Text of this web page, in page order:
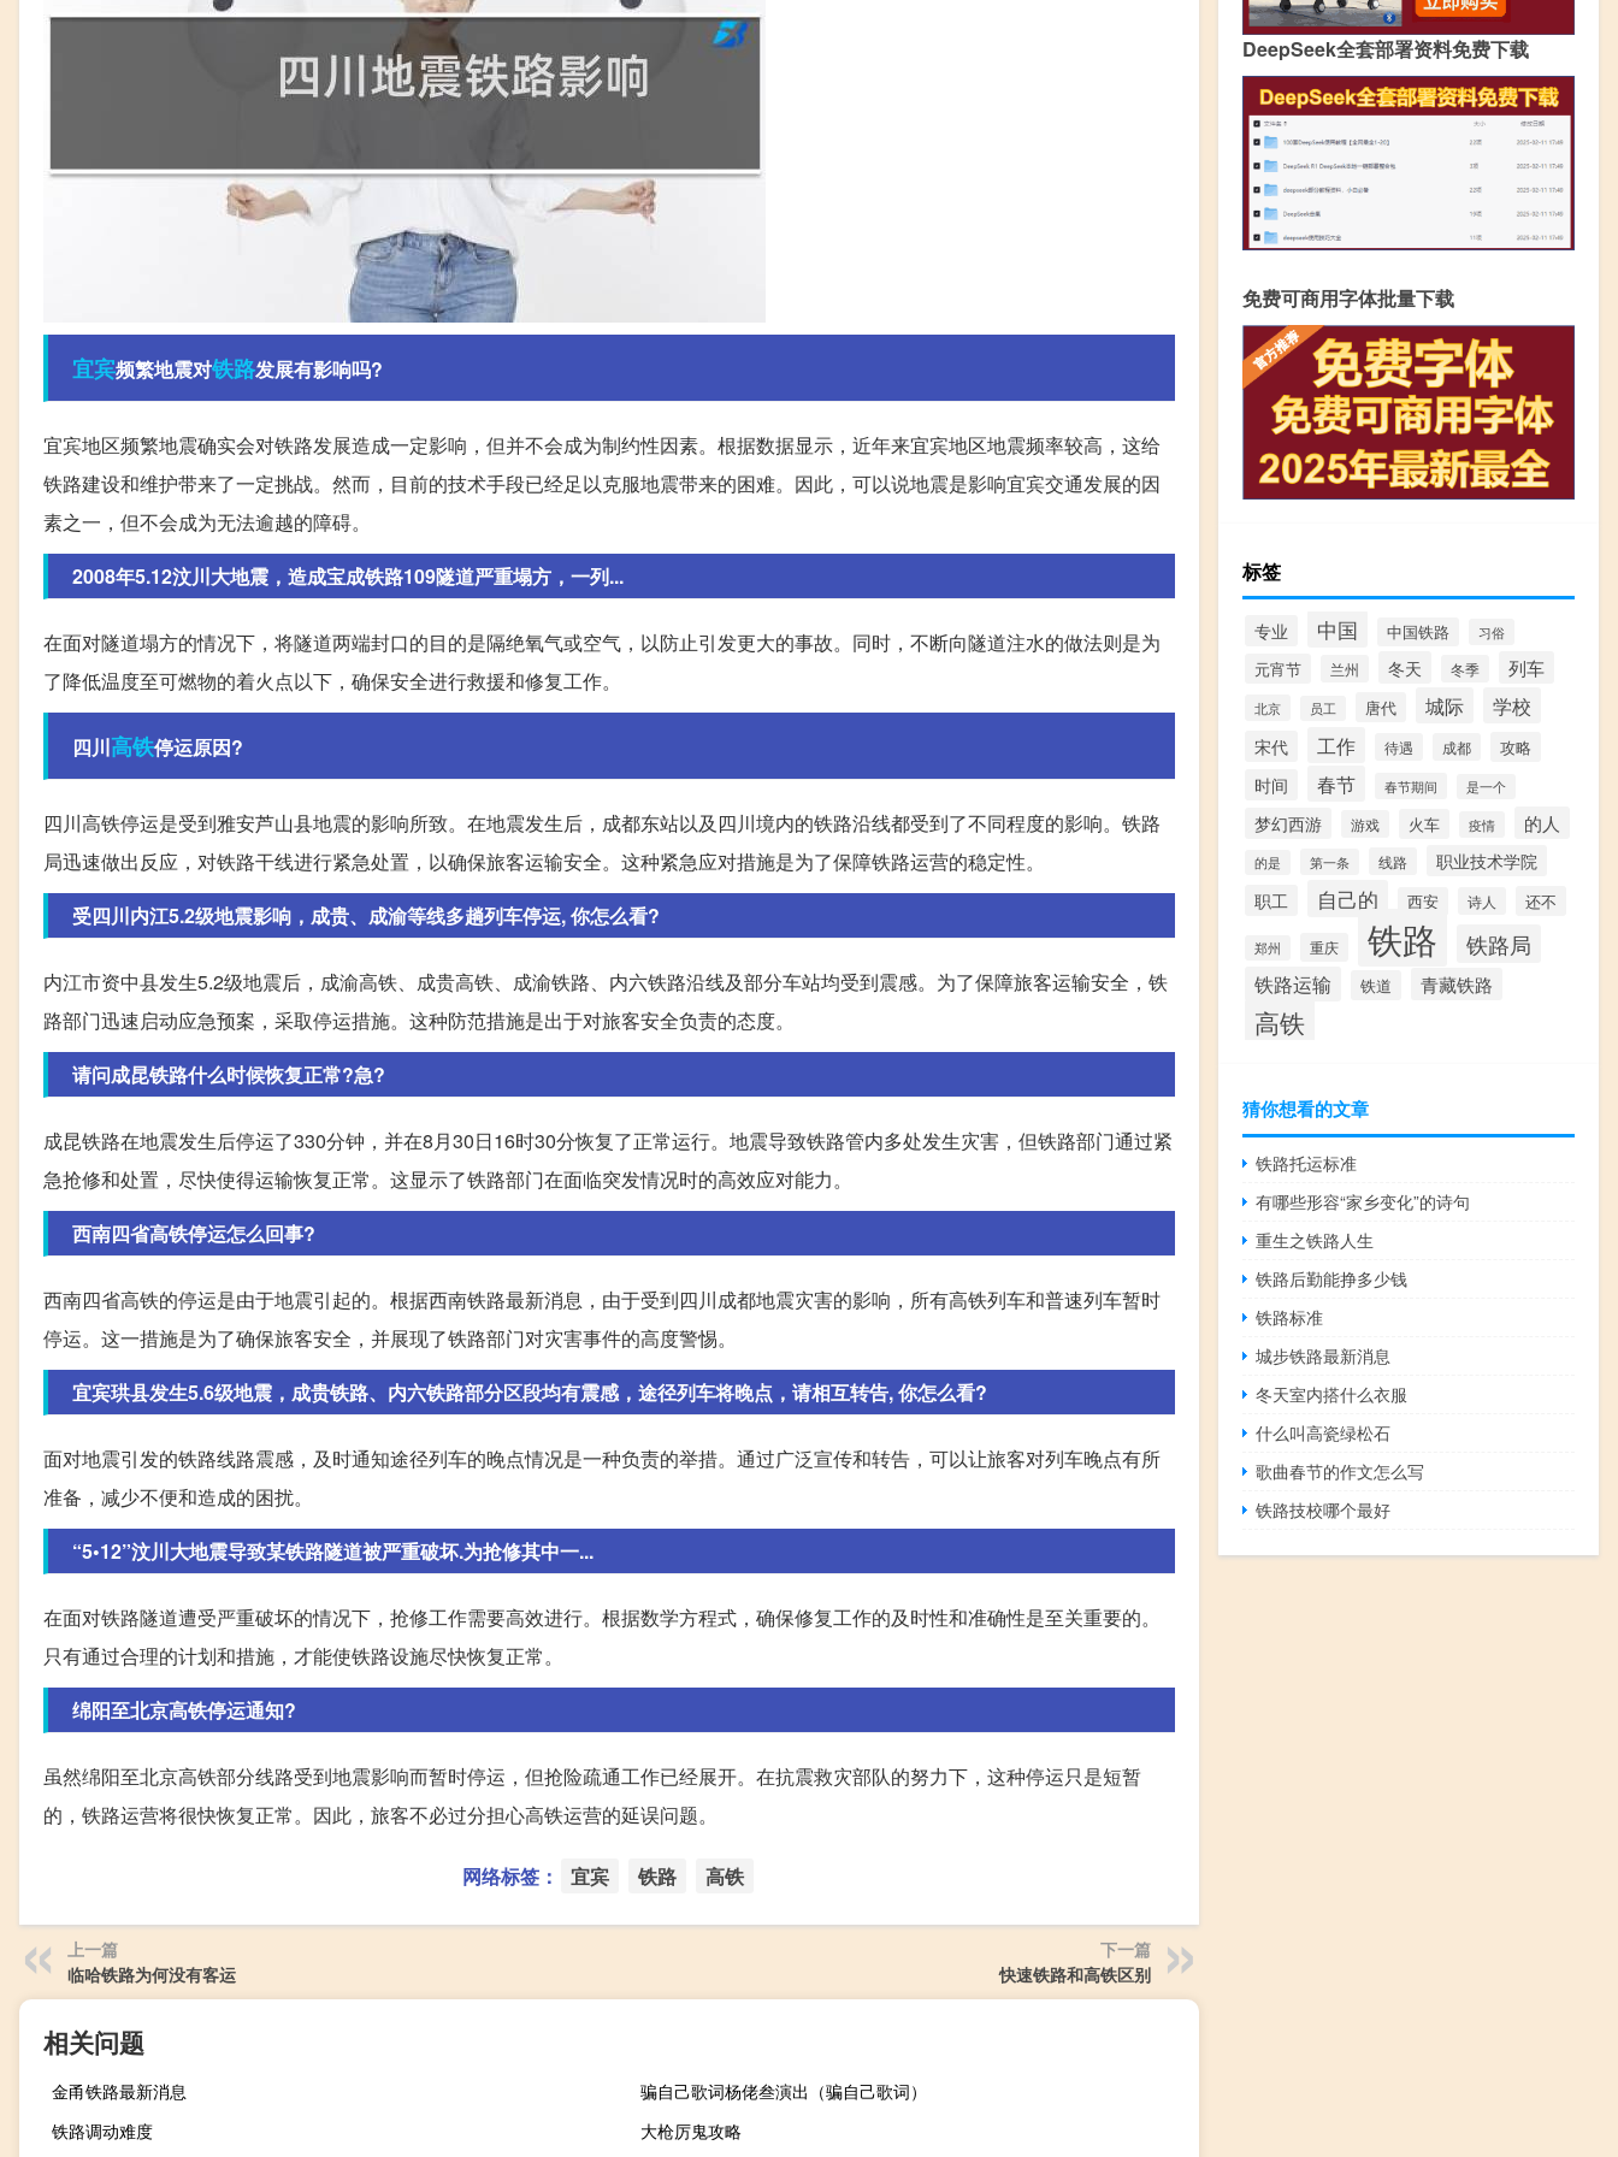
宜宾频繁地震对铁路发展有影响吗?
宜宾地区频繁地震确实会对铁路发展造成一定影响，但并不会成为制约性因素。根据数据显示，近年来宜宾地区地震频率较高，这给
铁路建设和维护带来了一定挑战。然而，目前的技术手段已经足以克服地震带来的困难。因此，可以说地震是影响宜宾交通发展的因
素之一，但不会成为无法逾越的障碍。
2008年5.12汶川大地震，造成宝成铁路109隧道严重塌方，一列...
在面对隧道塌方的情况下，将隧道两端封口的目的是隔绝氧气或空气，以防止引发更大的事故。同时，不断向隧道注水的做法则是为
了降低温度至可燃物的着火点以下，确保安全进行救援和修复工作。
四川高铁停运原因?
四川高铁停运是受到雅安芦山县地震的影响所致。在地震发生后，成都东站以及四川境内的铁路沿线都受到了不同程度的影响。铁路
局迅速做出反应，对铁路干线进行紧急处置，以确保旅客运输安全。这种紧急应对措施是为了保障铁路运营的稳定性。
受四川内江5.2级地震影响，成贵、成渝等线多趟列车停运, 你怎么看?
内江市资中县发生5.2级地震后，成渝高铁、成贵高铁、成渝铁路、内六铁路沿线及部分车站均受到震感。为了保障旅客运输安全，铁
路部门迅速启动应急预案，采取停运措施。这种防范措施是出于对旅客安全负责的态度。
请问成昆铁路什么时候恢复正常?急?
成昆铁路在地震发生后停运了330分钟，并在8月30日16时30分恢复了正常运行。地震导致铁路管内多处发生灾害，但铁路部门通过紧
急抢修和处置，尽快使得运输恢复正常。这显示了铁路部门在面临突发情况时的高效应对能力。
西南四省高铁停运怎么回事?
西南四省高铁的停运是由于地震引起的。根据西南铁路最新消息，由于受到四川成都地震灾害的影响，所有高铁列车和普速列车暂时
停运。这一措施是为了确保旅客安全，并展现了铁路部门对灾害事件的高度警惕。
宜宾珙县发生5.6级地震，成贵铁路、内六铁路部分区段均有震感，途径列车将晚点，请相互转告, 你怎么看?
面对地震引发的铁路线路震感，及时通知途径列车的晚点情况是一种负责的举措。通过广泛宣传和转告，可以让旅客对列车晚点有所
准备，减少不便和造成的困扰。
“5•12”汶川大地震导致某铁路隧道被严重破坏.为抢修其中一...
在面对铁路隧道遭受严重破坏的情况下，抢修工作需要高效进行。根据数学方程式，确保修复工作的及时性和准确性是至关重要的。
只有通过合理的计划和措施，才能使铁路设施尽快恢复正常。
绵阳至北京高铁停运通知?
虽然绵阳至北京高铁部分线路受到地震影响而暂时停运，但抢险疏通工作已经展开。在抗震救灾部队的努力下，这种停运只是短暂
的，铁路运营将很快恢复正常。因此，旅客不必过分担心高铁运营的延误问题。
网络标签： 宜宾 铁路 高铁
上一篇
临哈铁路为何没有客运
下一篇
快速铁路和高铁区别
相关问题
金甬铁路最新消息
骗自己歌词杨佬叁演出（骗自己歌词）
铁路调动难度
大枪厉鬼攻略
DeepSeek全套部署资料免费下载
免费可商用字体批量下载
标签
专业 中国 中国铁路 习俗
元宵节 兰州 冬天 冬季 列车
北京 员工 唐代 城际 学校
宋代 工作 待遇 成都 攻略
时间 春节 春节期间 是一个
梦幻西游 游戏 火车 疫情 的人
的是 第一条 线路
职业技术学院
职工
自己的 西安 诗人 还不
郑州 重庆 铁路 铁路局
铁路运输 铁道 青藏铁路
高铁
猜你想看的文章
铁路托运标准
有哪些形容“家乡变化”的诗句
重生之铁路人生
铁路后勤能挣多少钱
铁路标准
城步铁路最新消息
冬天室内搭什么衣服
什么叫高瓷绿松石
歌曲春节的作文怎么写
铁路技校哪个最好